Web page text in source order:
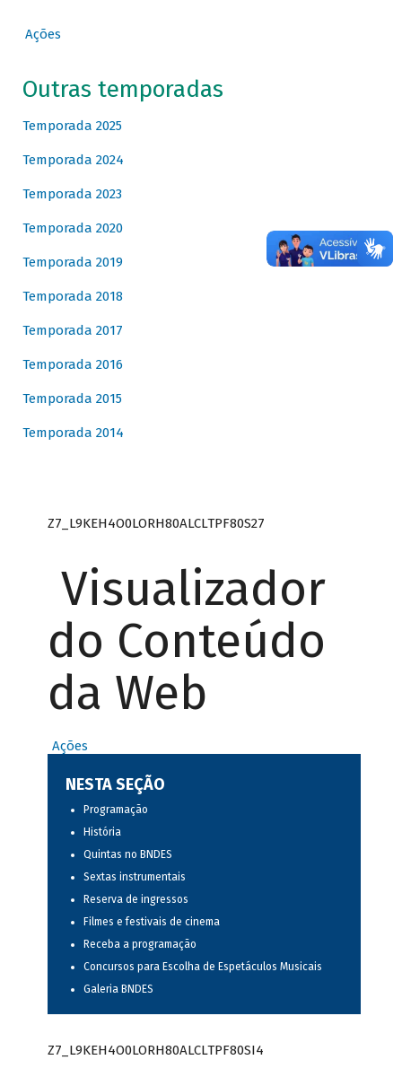
Ações
Outras temporadas
Temporada 2025
Temporada 2024
Temporada 2023
Temporada 2020
Temporada 2019
Temporada 2018
Temporada 2017
Temporada 2016
Temporada 2015
Temporada 2014
Z7_L9KEH4O0LORH80ALCLTPF80S27
Visualizador
do Conteúdo
da Web
Ações
NESTA SEÇÃO
Programação
História
Quintas no BNDES
Sextas instrumentais
Reserva de ingressos
Filmes e festivais de cinema
Receba a programação
Concursos para Escolha de Espetáculos Musicais
Galeria BNDES
Z7_L9KEH4O0LORH80ALCLTPF80SI4